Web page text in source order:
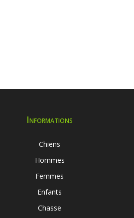
Informations
Chiens
Hommes
Femmes
Enfants
Chasse